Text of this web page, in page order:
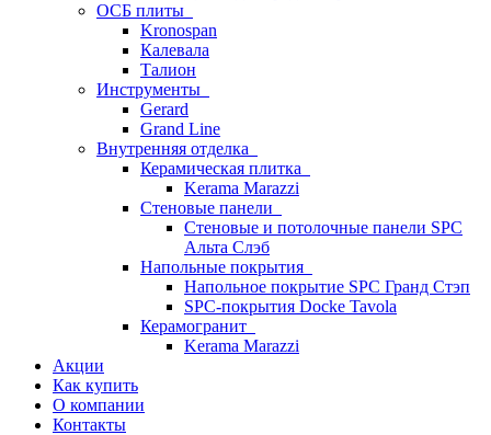
ОСБ плиты
Kronospan
Калевала
Талион
Инструменты
Gerard
Grand Line
Внутренняя отделка
Керамическая плитка
Kerama Marazzi
Стеновые панели
Стеновые и потолочные панели SPC
Альта Слэб
Напольные покрытия
Напольное покрытие SPC Гранд Стэп
SPC-покрытия Docke Tavola
Керамогранит
Kerama Marazzi
Акции
Как купить
О компании
Контакты